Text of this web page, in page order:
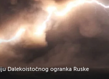
Dalekoistočnog ogranka Ruske